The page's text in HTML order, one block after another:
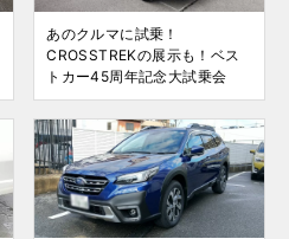
あのクルマに試乗！
CROSSTREKの展示も！ベス
トカー45周年記念大試乗会